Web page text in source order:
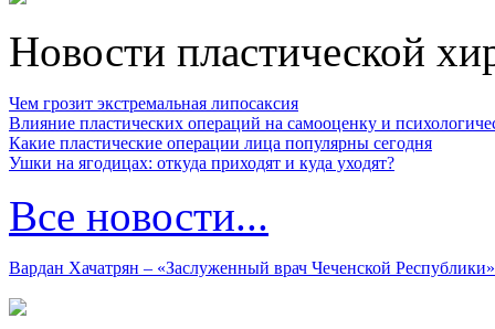
Новости пластической
Чем грозит экстремальная липосаксия
Влияние пластических операций на самооценку и
Какие пластические операции лица популярны сегодня
Ушки на ягодицах: откуда приходят и куда уходят?
Все новости...
Вардан Хачатрян – «Заслуженный врач Чеченской Республики»